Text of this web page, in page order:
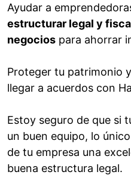
Ayudar a
estructurar legal y
negocios para ahorrar
Proteger tu patrimonio
llegar a acuerdos con
Estoy seguro de que si
un buen equipo, lo
de tu empresa una
buena estructura legal.